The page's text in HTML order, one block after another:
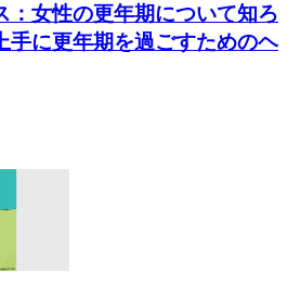
：女性の更年期について知ろ
手に更年期を過ごすためのヘ